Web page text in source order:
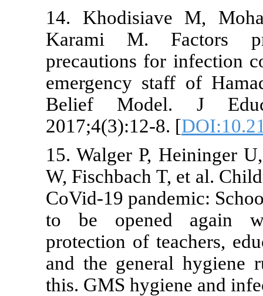
14.
Karami
precautions
emergency
Belief
15. Walger
W,
CoVid-19
to be
protection of
and the
this. GMS